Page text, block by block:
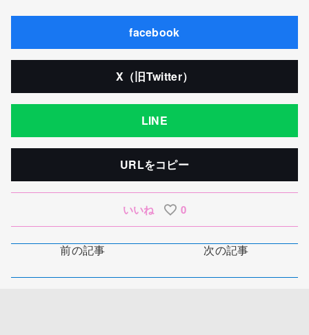
facebook
X（旧Twitter）
LINE
URLをコピー
いいね 0
前の記事 次の記事